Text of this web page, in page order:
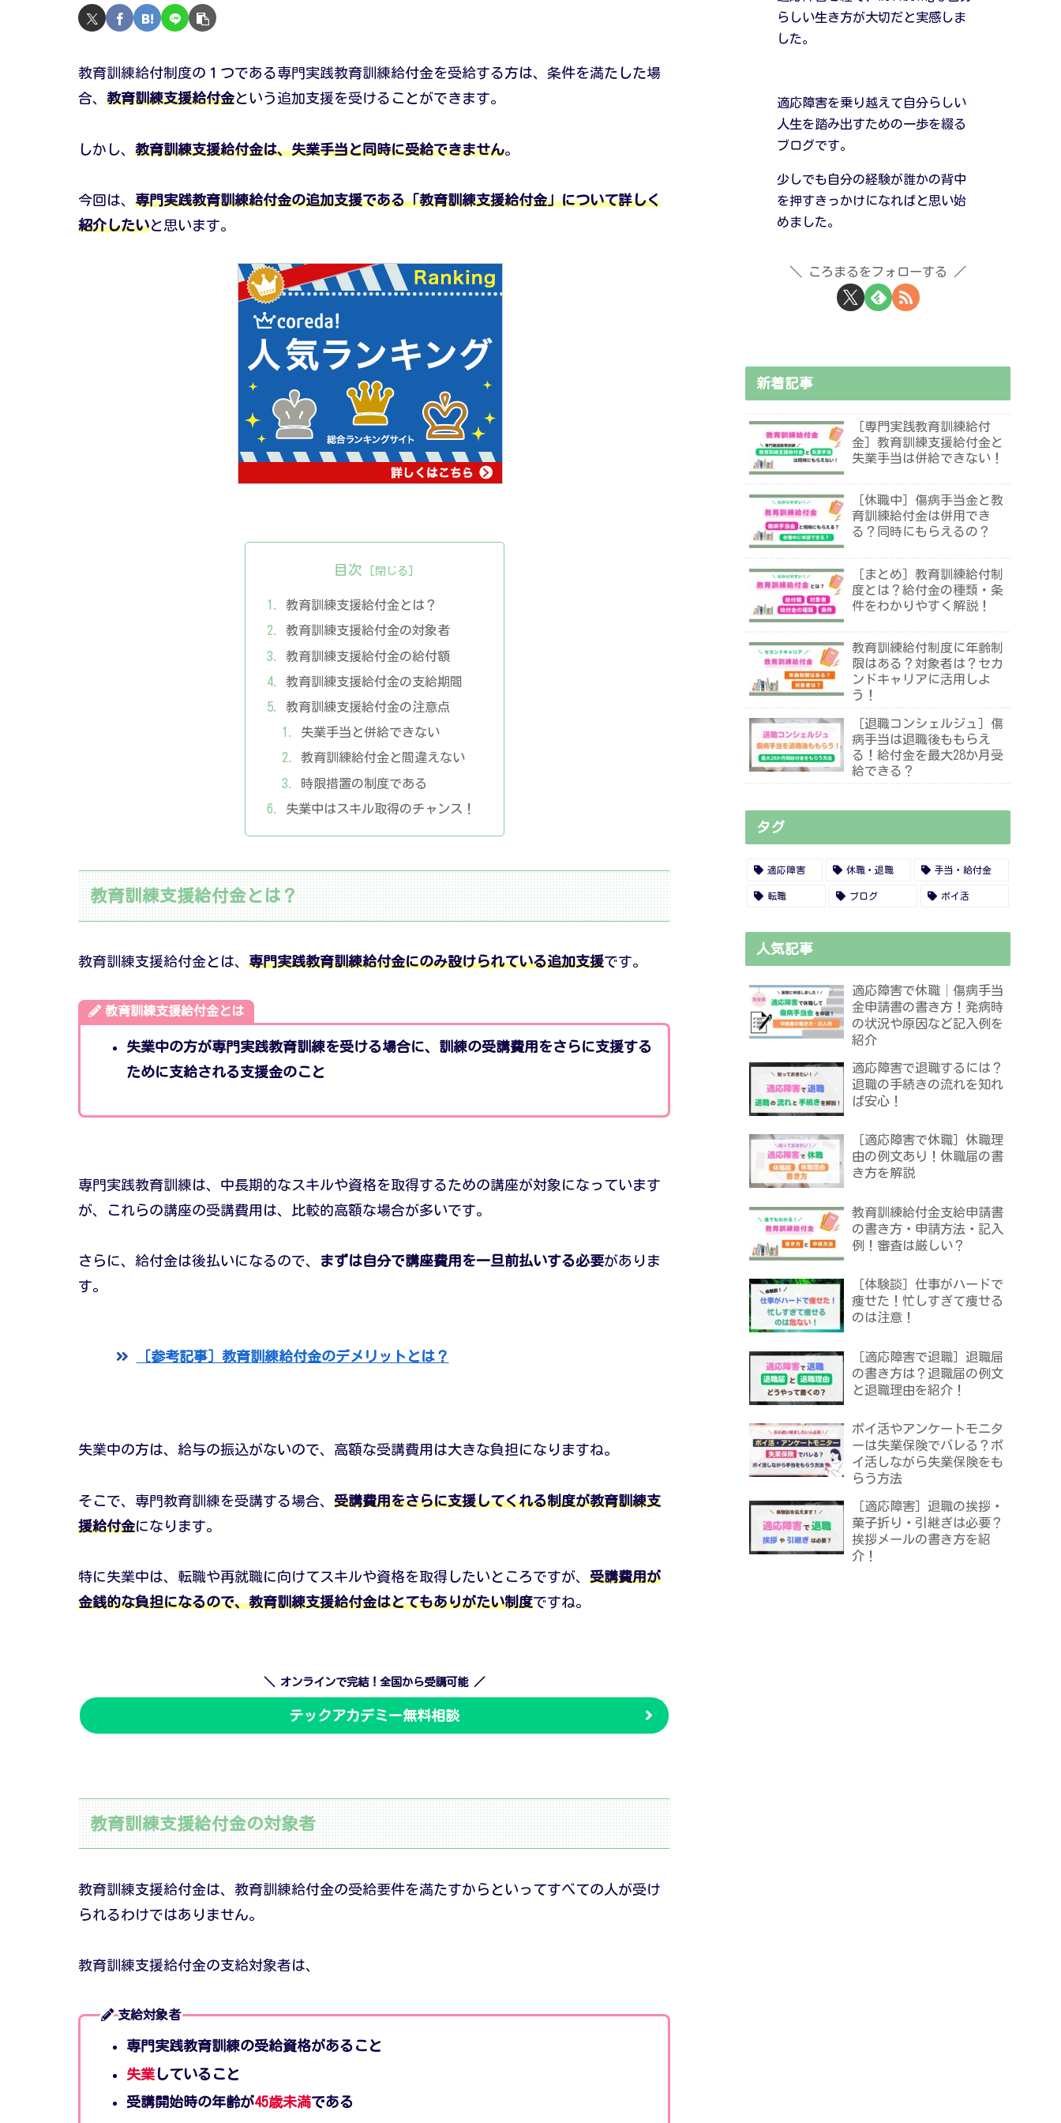
教育訓練給付制度の１つである専門実践教育訓練給付金を受給する方は、条件を満たした場
合、 教育訓練支援給付金という追加支援を受けることができます。
しかし、 教育訓練支援給付金は、失業手当と同時に受給できません。
今回は、 専門実践教育訓練給付金の追加支援である「教育訓練支援給付金」について詳しく
紹介したいと思います。
目次
教育訓練支援給付金とは？
教育訓練支援給付金の対象者
教育訓練支援給付金の給付額
教育訓練支援給付金の支給期間
教育訓練支援給付金の注意点
失業手当と併給できない
教育訓練給付金と間違えない
時限措置の制度である
失業中はスキル取得のチャンス！
教育訓練支援給付金とは？
教育訓練支援給付金とは、 専門実践教育訓練給付金にのみ設けられている追加支援です。
教育訓練支援給付金とは
失業中の方が専門実践教育訓練を受ける場合に、訓練の受講費用をさらに支援する
ために支給される支援金のこと
専門実践教育訓練は、中長期的なスキルや資格を取得するための講座が対象になっています
が、これらの講座の受講費用は、比較的高額な場合が多いです。
さらに、給付金は後払いになるので、 まずは自分で講座費用を一旦前払いする必要がありま
す。
［参考記事］教育訓練給付金のデメリットとは？
失業中の方は、給与の振込がないので、高額な受講費用は大きな負担になりますね。
そこで、専門教育訓練を受講する場合、 受講費用をさらに支援してくれる制度が教育訓練支
援給付金になります。
特に失業中は、転職や再就職に向けてスキルや資格を取得したいところですが、 受講費用が
金銭的な負担になるので、教育訓練支援給付金はとてもありがたい制度ですね。
＼ オンラインで完結！全国から受講可能 ／
テックアカデミー無料相談
教育訓練支援給付金の対象者
教育訓練支援給付金は、教育訓練給付金の受給要件を満たすからといってすべての人が受け
られるわけではありません。
教育訓練支援給付金の支給対象者は、
支給対象者
専門実践教育訓練の受給資格があること
失業していること
受講開始時の年齢が45歳未満である
らしい生き方が大切だと実感しま
した。
適応障害を乗り越えて自分らしい
人生を踏み出すための一歩を綴る
ブログです。
少しでも自分の経験が誰かの背中
を押すきっかけになればと思い始
めました。
ころまるをフォローする
新着記事
［専門実践教育訓練給付
金］教育訓練支援給付金と
失業手当は併給できない！
［休職中］傷病手当金と教
育訓練給付金は併用でき
る？同時にもらえるの？
［まとめ］教育訓練給付制
度とは？給付金の種類・条
件をわかりやすく解説！
教育訓練給付制度に年齢制
限はある？対象者は？セカ
ンドキャリアに活用しよ
う！
［退職コンシェルジュ］傷
病手当は退職後ももらえ
る！給付金を最大28か月受
給できる？
タグ
適応障害 休職・退職 手当・給付金
転職 ブログ ポイ活
人気記事
適応障害で休職│傷病手当
金申請書の書き方！発病時
の状況や原因など記入例を
紹介
適応障害で退職するには？
退職の手続きの流れを知れ
ば安心！
［適応障害で休職］休職理
由の例文あり！休職届の書
き方を解説
教育訓練給付金支給申請書
の書き方・申請方法・記入
例！審査は厳しい？
［体験談］仕事がハードで
痩せた！忙しすぎて痩せる
のは注意！
［適応障害で退職］退職届
の書き方は？退職届の例文
と退職理由を紹介！
ポイ活やアンケートモニタ
ーは失業保険でバレる？ポ
イ活しながら失業保険をも
らう方法
［適応障害］退職の挨拶・
菓子折り・引継ぎは必要？
挨拶メールの書き方を紹
介！